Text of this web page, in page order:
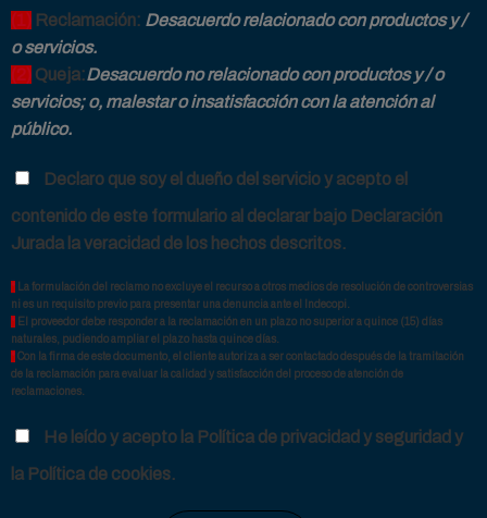
Reclamación: Desacuerdo relacionado con productos y /
o servicios.
Queja:Desacuerdo no relacionado con productos y / o
servicios; o, malestar o insatisfacción con la atención al
público.
Declaro que soy el dueño del servicio y acepto el
contenido de este formulario al declarar bajo Declaración
Jurada la veracidad de los hechos descritos.
La formulación del reclamo no excluye el recurso a otros medios de resolución de controversias
ni es un requisito previo para presentar una denuncia ante el Indecopi.
El proveedor debe responder a la reclamación en un plazo no superior a quince (15) días
naturales, pudiendo ampliar el plazo hasta quince días.
Con la firma de este documento, el cliente autoriza a ser contactado después de la tramitación
de la reclamación para evaluar la calidad y satisfacción del proceso de atención de
reclamaciones.
He leído y acepto la Política de privacidad y seguridad y
la Política de cookies.